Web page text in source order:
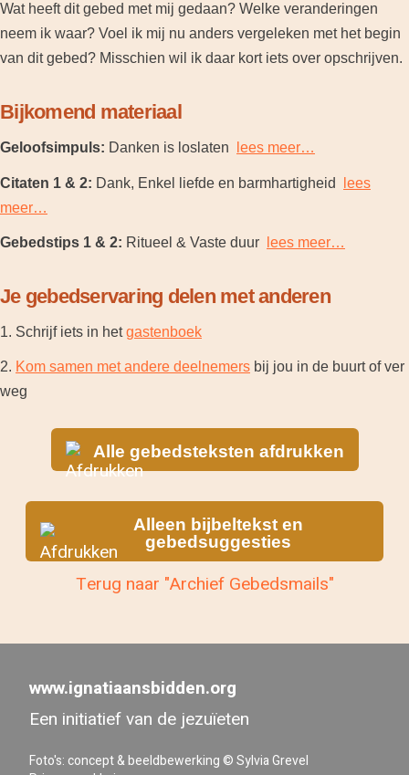
Wat heeft dit gebed met mij gedaan? Welke veranderingen
neem ik waar? Voel ik mij nu anders vergeleken met het begin
van dit gebed? Misschien wil ik daar kort iets over opschrijven.
Bijkomend materiaal
Geloofsimpuls: Danken is loslaten lees meer…
Citaten 1 & 2: Dank, Enkel liefde en barmhartigheid
lees
meer…
Gebedstips 1 & 2: Ritueel & Vaste duur lees meer…
Je gebedservaring delen met anderen
1. Schrijf iets in hetgastenboek
2. Kom samen met andere deelnemers bij jou in de buurt of ver
weg
Alle gebedsteksten afdrukken
Alleen bijbeltekst en
gebedsuggesties
Terug naar "Archief Gebedsmails"
www.ignatiaansbidden.org
Een initiatief van de jezuïeten
Foto's: concept & beeldbewerking © Sylvia Grevel